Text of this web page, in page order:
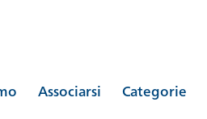
Associarsi Categorie